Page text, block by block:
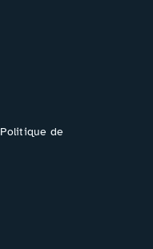
Politique de